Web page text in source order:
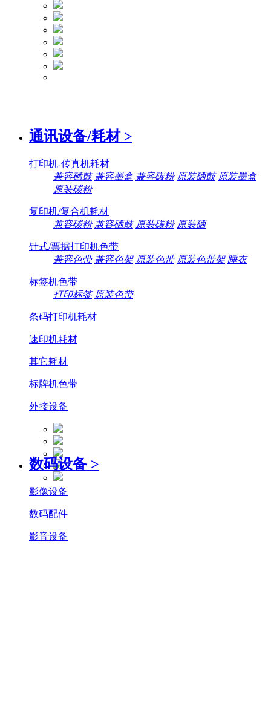
通讯设备/耗材 >
打印机-传真机耗材
兼容硒鼓 兼容墨盒 兼容碳粉 原装硒鼓 原装墨盒
原装碳粉
复印机/复合机耗材
兼容碳粉 兼容硒鼓 原装碳粉 原装硒
针式/票据打印机色带
兼容色带 兼容色架 原装色带 原装色带架 睡衣
标签机色带
打印标签 原装色带
条码打印机耗材
速印机耗材
其它耗材
标牌机色带
外接设备
数码设备 >
影像设备
数码配件
影音设备